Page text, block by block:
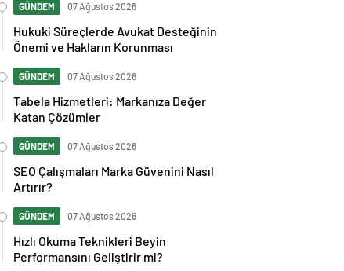
GÜNDEM 07 Ağustos 2026
Hukuki Süreçlerde Avukat Desteğinin
Önemi ve Hakların Korunması
GÜNDEM 07 Ağustos 2026
Tabela Hizmetleri: Markanıza Değer
Katan Çözümler
GÜNDEM 07 Ağustos 2026
SEO Çalışmaları Marka Güvenini Nasıl
Artırır?
GÜNDEM 07 Ağustos 2026
Hızlı Okuma Teknikleri Beyin
Performansını Geliştirir mi?